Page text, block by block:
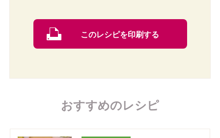
このレシピを印刷する
おすすめのレシピ